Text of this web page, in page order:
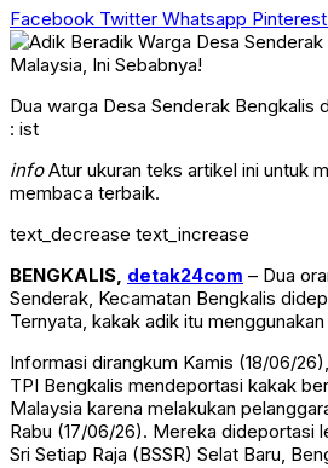
Facebook Twitter Whatsapp Pinterest
Dua warga Desa Senderak Bengkalis
: ist
infoAtur ukuran teks artikel ini untuk
membaca terbaik.
text_decrease text_increase
BENGKALIS, detak24com – Dua
Senderak, Kecamatan Bengkalis
Ternyata, kakak adik itu
Informasi dirangkum Kamis (18/06/
TPI Bengkalis mendeportasi kakak
Malaysia karena melakukan
Rabu (17/06/26). Mereka dideportasi
Sri Setiap Raja (BSSR) Selat Baru,